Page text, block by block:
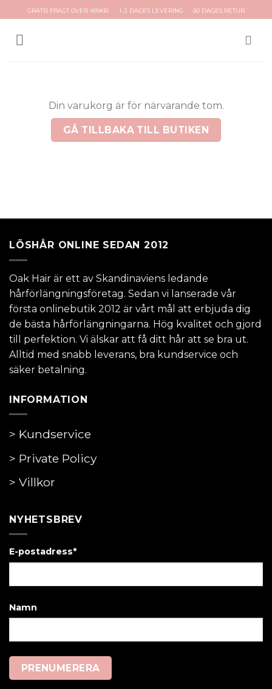
to
content
GRATIS FRAGT OVER 499KR. 1-2 DAGES LEVERING 60 DAGES RETUR
Din varukorg är för närvarande tom.
GÅ TILLBAKA TILL BUTIKEN
LÖSHÅR ONLINE SEDAN 2012
Oak Hair är ett av Skandinaviens ledande
hårförlängningsföretag. Sedan vi lanserade vår
första onlinebutik 2012 är vårt mål att erbjuda dig
de bästa hårförlängningarna. Hög kvalitet och gjord
till perfektion. Vi älskar att få ditt hår att se bra ut.
Alltid med snabb leverans, bra kundservice och
säker betalning.
INFORMATION
> Kundservice
> Private Policy
> Villkor
NYHETSBREV
E-postadress*
Namn